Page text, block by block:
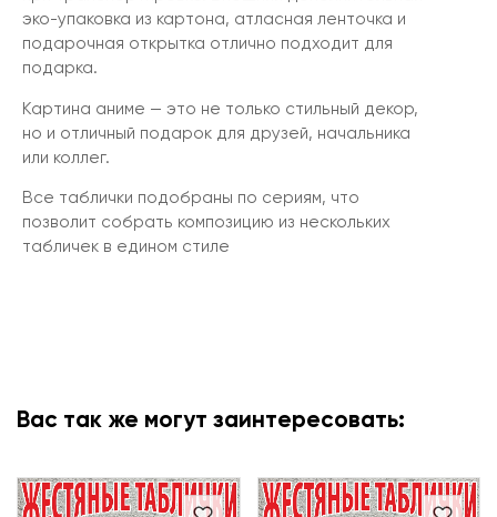
эко-упаковка из картона, атласная ленточка и
подарочная открытка отлично подходит для
подарка.
Картина аниме — это не только стильный декор,
но и отличный подарок для друзей, начальника
или коллег.
Все таблички подобраны по сериям, что
позволит собрать композицию из нескольких
табличек в едином стиле
Вас так же могут заинтересовать: